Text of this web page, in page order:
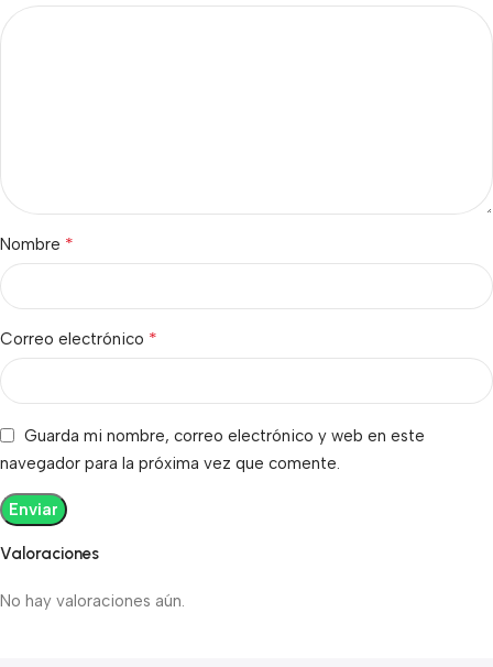
Valoraciones
No hay valoraciones aún.
Nombre *
Correo electrónico *
Guarda mi nombre, correo electrónico y web en este
navegador para la próxima vez que comente.